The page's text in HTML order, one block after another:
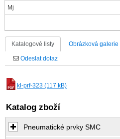
Mj
Katalogové listy Obrázková galerie
Odeslat dotaz
kl-prf-323 (117 kB)
Katalog zboží
Pneumatické prvky SMC